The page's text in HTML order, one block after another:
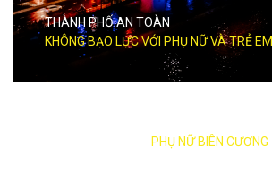
THÀNH PHỐ AN TOÀN
KHÔNG BẠO LỰC VỚI PHỤ NỮ VÀ TRẺ EM
PHỤ NỮ BIÊN CƯƠNG